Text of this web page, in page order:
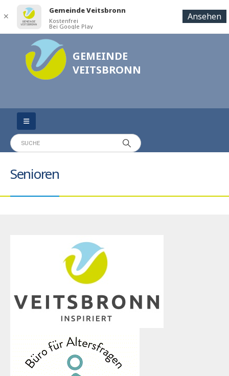
GEMEINDE
VEITSBRONN
Senioren
✕
Gemeinde Veitsbronn
Kostenfrei
Bei Google Play
Ansehen